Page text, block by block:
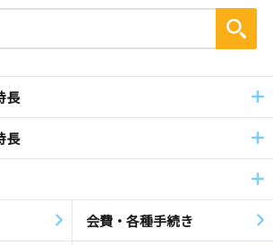
長
長
会費・各種手続き